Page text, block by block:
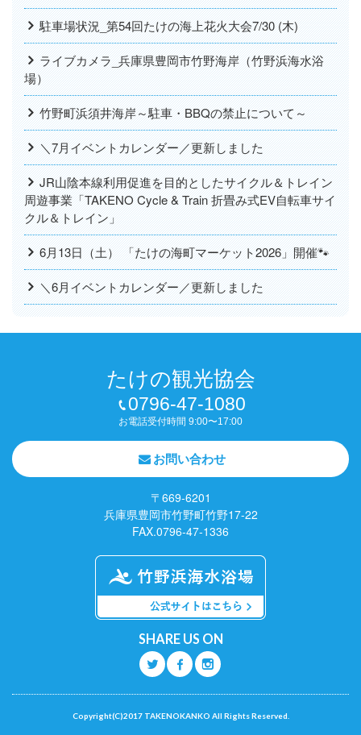
駐車場状況_第54回たけの海上花火大会7/30 (木)
ライブカメラ_兵庫県豊岡市竹野海岸（竹野浜海水浴
場）
竹野町浜須井海岸～駐車・BBQの禁止について～
＼7月イベントカレンダー／更新しました
JR山陰本線利用促進を目的としたサイクル＆トレイン
周遊事業「TAKENO Cycle & Train 折畳み式EV自転車サイ
クル＆トレイン」
6月13日（土） 「たけの海町マーケット2026」開催🐾
＼6月イベントカレンダー／更新しました
たけの観光協会
0796-47-1080
お電話受付時間 9:00〜17:00
お問い合わせ
〒669-6201
兵庫県豊岡市竹野町竹野17-22
FAX.0796-47-1336
SHARE US ON
Q O P
Copyright(C)2017 TAKENOKANKO All Rights Reserved.